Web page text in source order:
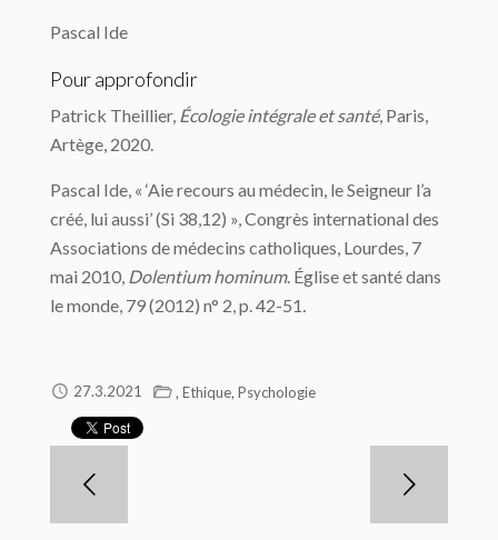
Pascal Ide
Pour approfondir
Patrick Theillier, Écologie intégrale et santé, Paris,
Artège, 2020.
Pascal Ide, « ‘Aie recours au médecin, le Seigneur l’a
créé, lui aussi’ (Si 38,12) », Congrès international des
Associations de médecins catholiques, Lourdes, 7
mai 2010, Dolentium hominum. Église et santé dans
le monde, 79 (2012) n° 2, p. 42-51.
27.3.2021 , Ethique, Psychologie